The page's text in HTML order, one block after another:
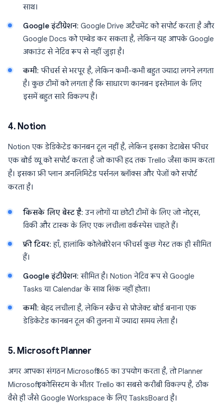
साथ।
Google इंटीग्रेशन: Google Drive अटैचमेंट को सपोर्ट करता है और
Google Docs को एम्बेड कर सकता है, लेकिन यह आपके Google
अकाउंट से नेटिव रूप से नहीं जुड़ा है।
कमी: फीचर्स से भरपूर है, लेकिन कभी-कभी बहुत ज्यादा लगने लगता
है। कुछ टीमों को लगता है कि साधारण कानबन इस्तेमाल के लिए
इसमें बहुत सारे विकल्प हैं।
4. Notion
Notion एक डेडिकेटेड कानबन टूल नहीं है, लेकिन इसका डेटाबेस फीचर
एक बोर्ड व्यू को सपोर्ट करता है जो काफी हद तक Trello जैसा काम करता
है। इसका फ्री प्लान अनलिमिटेड पर्सनल ब्लॉक्स और पेजों को सपोर्ट
करता है।
किसके लिए बेस्ट है: उन लोगों या छोटी टीमों के लिए जो नोट्स,
विकी और टास्क के लिए एक लचीला वर्कस्पेस चाहते हैं।
फ्री टियर: हाँ, हालांकि कोलेबोरेशन फीचर्स कुछ गेस्ट तक ही सीमित
हैं।
Google इंटीग्रेशन: सीमित है। Notion नेटिव रूप से Google
Tasks या Calendar के साथ सिंक नहीं होता।
कमी: बेहद लचीला है, लेकिन स्क्रैच से प्रोजेक्ट बोर्ड बनाना एक
डेडिकेटेड कानबन टूल की तुलना में ज्यादा समय लेता है।
5. Microsoft Planner
अगर आपका संगठन Microsoft 365 का उपयोग करता है, तो Planner
Microsoft इकोसिस्टम के भीतर Trello का सबसे करीबी विकल्प है, ठीक
वैसे ही जैसे Google Workspace के लिए TasksBoard है।